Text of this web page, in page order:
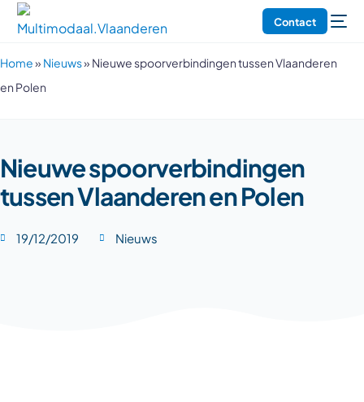
Contact
Home»Nieuws»Nieuwe spoorverbindingen tussen Vlaanderen
en Polen
Nieuwe spoorverbindingen
tussen Vlaanderen en Polen
19/12/2019 Nieuws